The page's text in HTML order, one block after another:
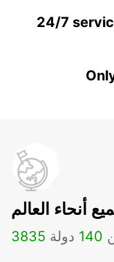
24/7
أنحاء العالم
3835 140 دولة